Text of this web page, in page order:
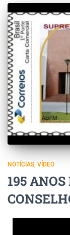
NOTÍCIAS VÍDEO
195 ANOS